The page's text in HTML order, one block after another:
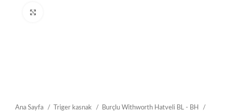
Ana Sayfa Triger kasnak
Burçlu Withworth Hatveli BL - BH